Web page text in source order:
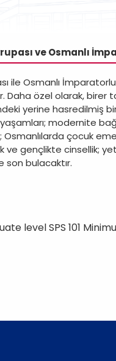
ve Osmanlı
ile Osmanlı
Daha özel olarak, birer
yerine hasredilmiş
modernite
çocuk
ve gençlikte cinsellik;
son bulacaktır.
level SPS 101